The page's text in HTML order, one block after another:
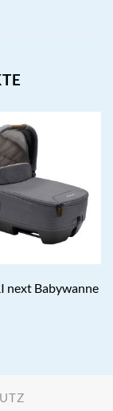
next Babywanne